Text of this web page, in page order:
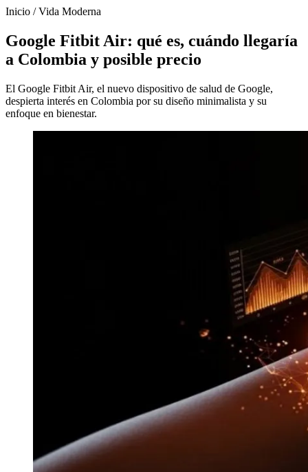
Inicio /Vida Moderna
Google Fitbit Air: qué es, cuándo llegaría
a Colombia y posible precio
El Google Fitbit Air, el nuevo dispositivo de salud de Google,
despierta interés en Colombia por su diseño minimalista y su
enfoque en bienestar.